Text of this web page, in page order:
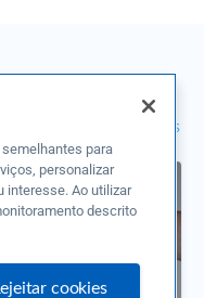
Ver mais
para
personalizar
interesse. Ao utilizar
descrito
cookies